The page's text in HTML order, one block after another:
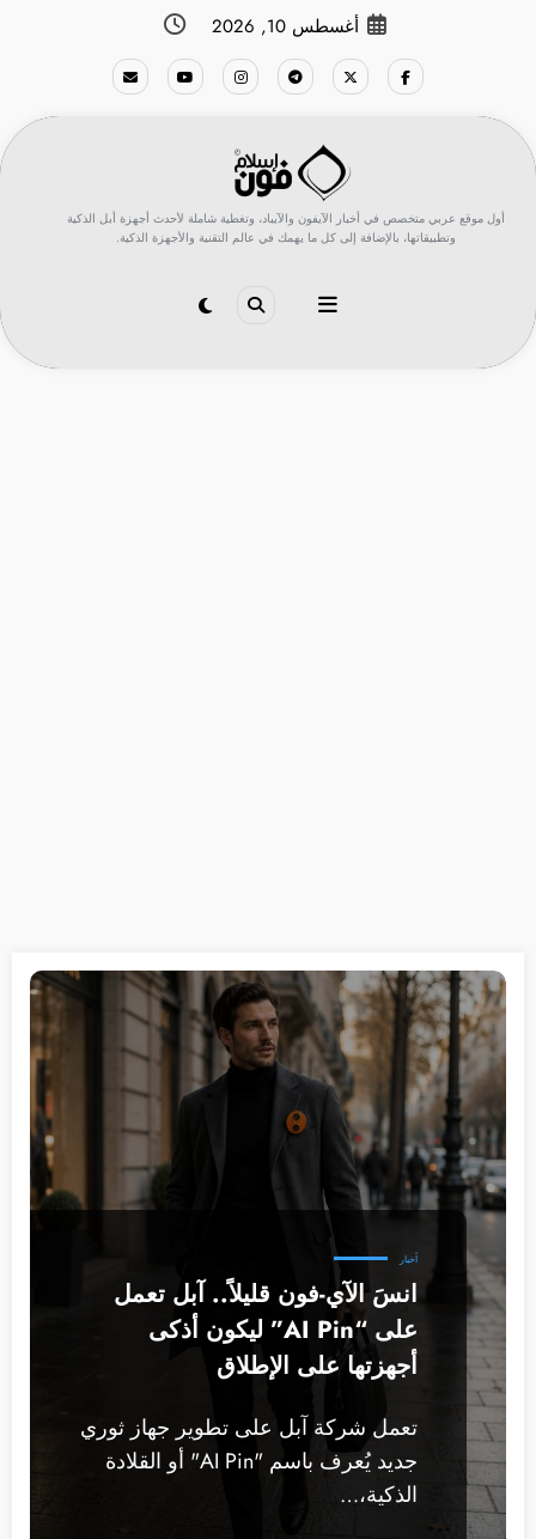
أغسطس 10, 2026
أول موقع عربي متخصص في أخبار الآيفون والآيباد، وتغطية شاملة لأحدث أجهزة أبل الذكية
وتطبيقاتها، بالإضافة إلى كل ما يهمك في عالم التقنية والأجهزة الذكية.
أخبار
انسَ الآي-فون قليلاً.. آبل تعمل
على “AI Pin” ليكون أذكى
أجهزتها على الإطلاق
تعمل شركة آبل على تطوير جهاز ثوري
جديد يُعرف باسم "AI Pin" أو القلادة
الذكية،…